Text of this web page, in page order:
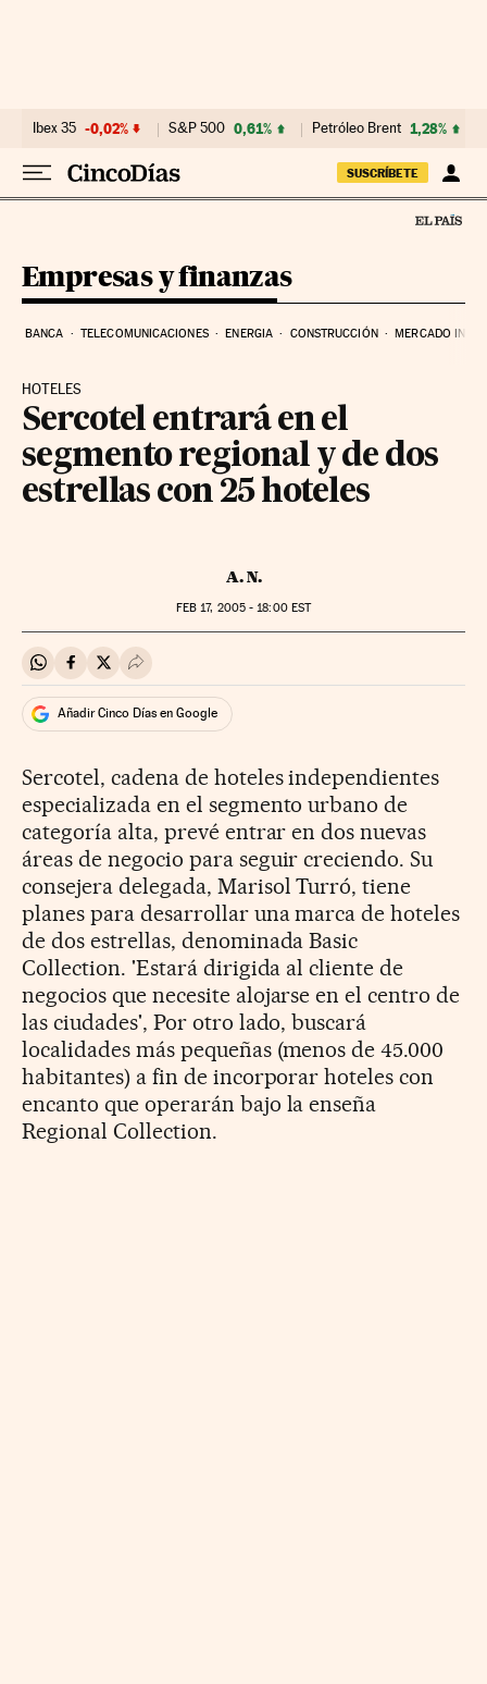
Ibex 35 -0,02% S&P 500 0,61% Petróleo Brent 1,28%
SUSCRÍBETE
Empresas y finanzas
BANCA TELECOMUNICACIONES ENERGIA CONSTRUCCIÓN MERCADO
HOTELES
Sercotel entrará en el
segmento regional y de dos
estrellas con 25 hoteles
A. N.
FEB 17, 2005 - 18:00EST
Compartir en Whatsapp
Compartir en Facebook
Compartir en Twitter
Desplegar Redes Sociales
Añadir Cinco Días en Google
Sercotel, cadena de hoteles independientes
especializada en el segmento urbano de
categoría alta, prevé entrar en dos nuevas
áreas de negocio para seguir creciendo. Su
consejera delegada, Marisol Turró, tiene
planes para desarrollar una marca de hoteles
de dos estrellas, denominada Basic
Collection. 'Estará dirigida al cliente de
negocios que necesite alojarse en el centro de
las ciudades', Por otro lado, buscará
localidades más pequeñas (menos de 45.000
habitantes) a fin de incorporar hoteles con
encanto que operarán bajo la enseña
Regional Collection.